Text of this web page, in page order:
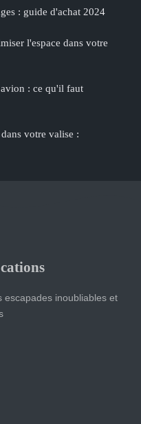
: guide d'achat 2024
l'espace dans votre
: ce qu'il faut
votre valise :
escapades inoubliables et